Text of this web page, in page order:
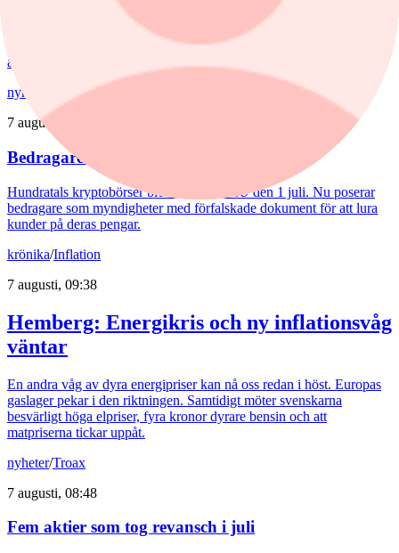
Bolåneräntorna fortsatte att sjunka i juli. Skillnaderna mellan
storbankernas bolåneräntor är små. På sparkonton är bilden en
annan.
nyheter
Bedrägeri
7 augusti, 12:10
Bedragare utnyttjar kryptokaos
Hundratals kryptobörser blev olagliga i EU den 1 juli. Nu poserar
bedragare som myndigheter med förfalskade dokument för att lura
kunder på deras pengar.
krönika/Inflation
7 augusti, 09:38
Hemberg: Energikris och ny inflationsvåg
väntar
En andra våg av dyra energipriser kan nå oss redan i höst. Europas
gaslager pekar i den riktningen. Samtidigt möter svenskarna
besvärligt höga elpriser, fyra kronor dyrare bensin och att
matpriserna tickar uppåt.
nyheter/Troax
7 augusti, 08:48
Fem aktier som tog revansch i juli